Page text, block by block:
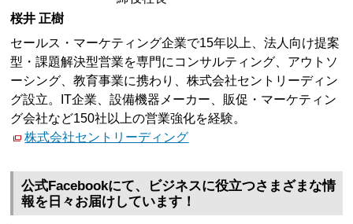
桜井 正樹
セールス・マーケティング企業で15年以上、法人向け提案
型・課題解決型営業を専門にコンサルティング、アウトソ
ーシング、教育事業に携わり、株式会社セントリーディン
グ設立。IT企業、設備機器メーカー、販促・マーケティン
グ会社など150社以上の営業強化を経験。
株式会社セントリーディング
公式Facebookにて、ビジネスに役立つさまざまな情
報を日々お届けしています！